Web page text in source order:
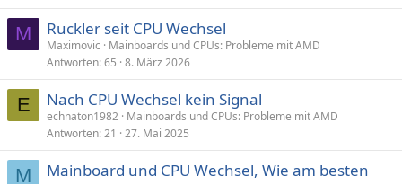
M Ruckler seit CPU Wechsel
Maximovic
Mainboards und CPUs: Probleme mit AMD
Antworten 65 8. März 2026
E Nach CPU Wechsel kein Signal
echnaton1982 Mainboards und CPUs: Probleme mit AMD
Antworten 21 27. Mai 2025
M
Mainboard und CPU Wechsel, Wie am besten